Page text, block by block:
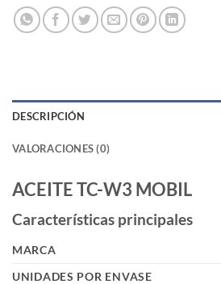
DESCRIPCIÓN
VALORACIONES (0)
ACEITE TC-W3 MOBIL
Características principales
MARCA
UNIDADES POR ENVASE